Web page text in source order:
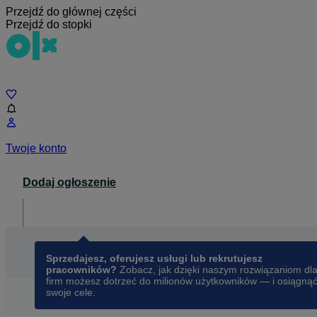
Przejdź do głównej części
Przejdź do stopki
Twoje konto
Dodaj ogłoszenie
Sprzedajesz, oferujesz usługi lub rekrutujesz
pracowników? Zobacz, jak dzięki naszym rozwiązaniom dla
firm możesz dotrzeć do milionów użytkowników — i osiągnąć
swoje cele.